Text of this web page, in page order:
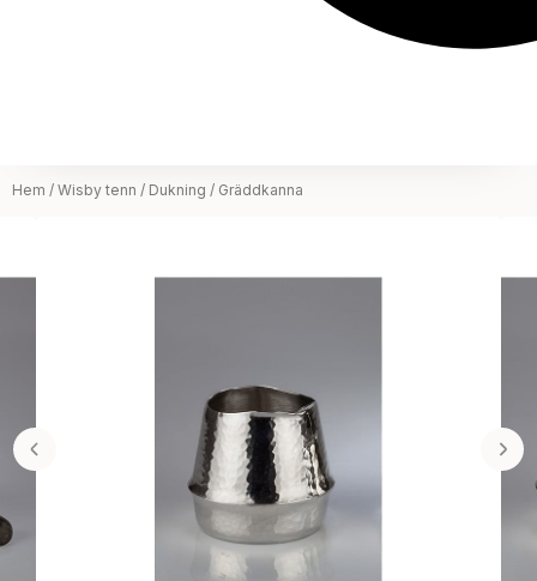
Hem / Wisby tenn / Dukning / Gräddkanna